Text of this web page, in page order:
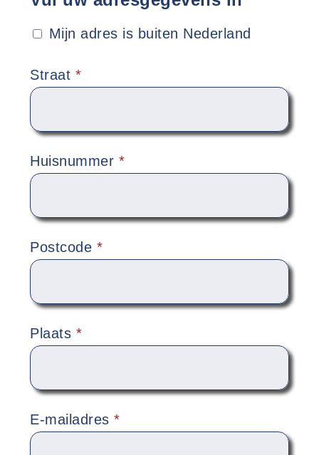
Mijn adres is buiten Nederland
Straat *
Huisnummer *
Postcode *
Plaats *
E-mailadres*